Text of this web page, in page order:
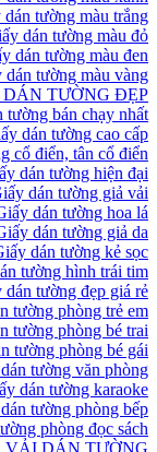
dán tường màu trắng
dán tường màu đỏ
dán tường màu đen
dán tường màu vàng
TƯỜNG ĐẸP
tường bán chạy nhất
dán tường cao cấp
cổ điển, tân cổ điển
dán tường hiện đại
dán tường giả vải
dán tường hoa lá
dán tường giả da
dán tường kẻ sọc
tường hình trái tim
dán tường đẹp giá rẻ
tường phòng trẻ em
tường phòng bé trai
tường phòng bé gái
tường văn phòng
dán tường karaoke
tường phòng bếp
phòng đọc sách
VẢI DÁN TƯỜNG